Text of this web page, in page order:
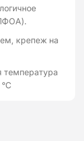
крепеж на
температура